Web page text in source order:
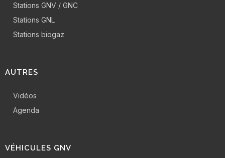
Stations GNV / GNC
Stations GNL
Stations biogaz
AUTRES
Vidéos
Agenda
VÉHICULES GNV